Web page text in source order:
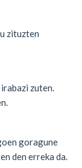
zituzten
zuten.
goragune
den erreka da.